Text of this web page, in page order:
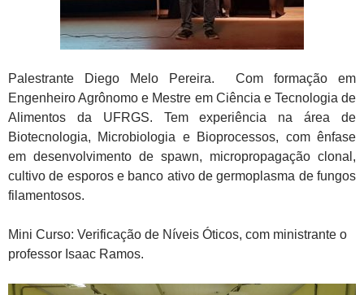
Palestrante Diego Melo Pereira. Com formação em
Engenheiro Agrônomo e Mestre em Ciência e Tecnologia de
Alimentos da UFRGS. Tem experiência na área de
Biotecnologia, Microbiologia e Bioprocessos, com ênfase
em desenvolvimento de spawn, micropropagação clonal,
cultivo de esporos e banco ativo de germoplasma de fungos
filamentosos.
Mini Curso: Verificação de Níveis Óticos, com ministrante o
professor Isaac Ramos.